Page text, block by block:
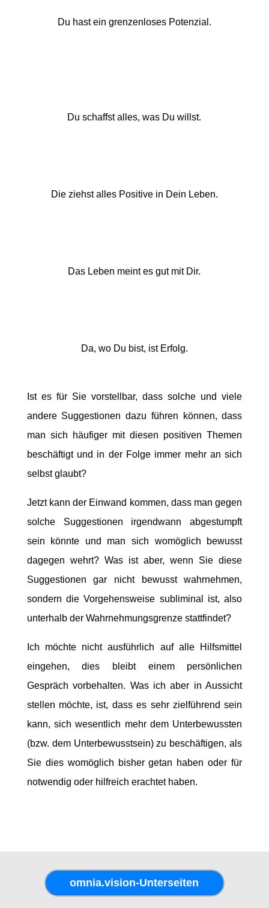
Du hast ein grenzenloses Potenzial.
Du schaffst alles, was Du willst.
Die ziehst alles Positive in Dein Leben.
Das Leben meint es gut mit Dir.
Da, wo Du bist, ist Erfolg.
Ist es für Sie vorstellbar, dass solche und viele
andere Suggestionen dazu führen können, dass
man sich häufiger mit diesen positiven Themen
beschäftigt und in der Folge immer mehr an sich
selbst glaubt?
Jetzt kann der Einwand kommen, dass man gegen
solche Suggestionen irgendwann abgestumpft
sein könnte und man sich womöglich bewusst
dagegen wehrt? Was ist aber, wenn Sie diese
Suggestionen gar nicht bewusst wahrnehmen,
sondern die Vorgehensweise subliminal ist, also
unterhalb der Wahrnehmungsgrenze stattfindet?
Ich möchte nicht ausführlich auf alle Hilfsmittel
eingehen, dies bleibt einem persönlichen
Gespräch vorbehalten. Was ich aber in Aussicht
stellen möchte, ist, dass es sehr zielführend sein
kann, sich wesentlich mehr dem Unterbewussten
(bzw. dem Unterbewusstsein) zu beschäftigen, als
Sie dies womöglich bisher getan haben oder für
notwendig oder hilfreich erachtet haben.
omnia.vision-Unterseiten